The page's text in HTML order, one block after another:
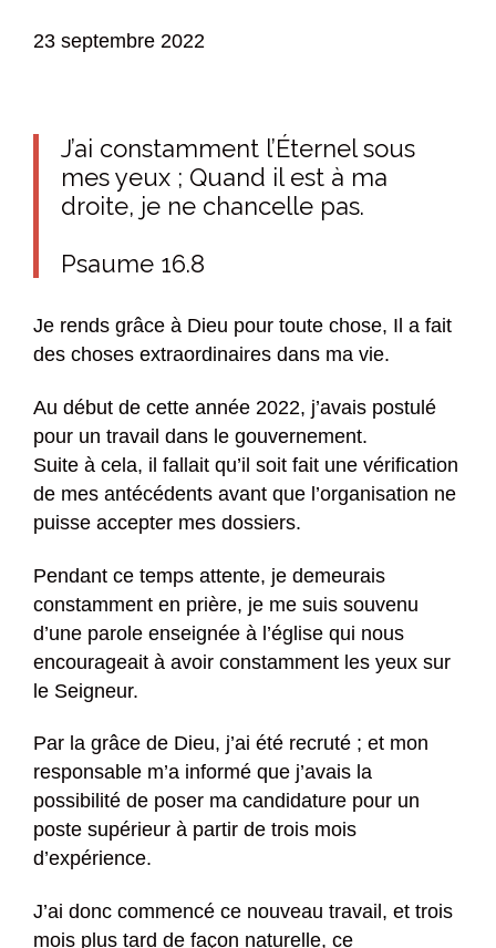
23 septembre 2022
J’ai constamment l’Éternel sous
mes yeux ; Quand il est à ma
droite, je ne chancelle pas.
Psaume 16.8
Je rends grâce à Dieu pour toute chose, Il a fait
des choses extraordinaires dans ma vie.
Au début de cette année 2022, j’avais postulé
pour un travail dans le gouvernement.
Suite à cela, il fallait qu’il soit fait une vérification
de mes antécédents avant que l’organisation ne
puisse accepter mes dossiers.
Pendant ce temps attente, je demeurais
constamment en prière, je me suis souvenu
d’une parole enseignée à l’église qui nous
encourageait à avoir constamment les yeux sur
le Seigneur.
Par la grâce de Dieu, j’ai été recruté ; et mon
responsable m’a informé que j’avais la
possibilité de poser ma candidature pour un
poste supérieur à partir de trois mois
d’expérience.
J’ai donc commencé ce nouveau travail, et trois
mois plus tard de façon naturelle, ce